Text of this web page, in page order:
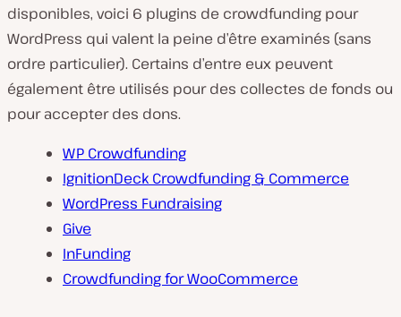
disponibles, voici 6 plugins de crowdfunding pour
WordPress qui valent la peine d’être examinés (sans
ordre particulier). Certains d’entre eux peuvent
également être utilisés pour des collectes de fonds ou
pour accepter des dons.
WP Crowdfunding
IgnitionDeck Crowdfunding & Commerce
WordPress Fundraising
Give
InFunding
Crowdfunding for WooCommerce